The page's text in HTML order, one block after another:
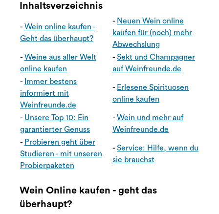
Inhaltsverzeichnis
- Wein online kaufen -
Geht das überhaupt?
- Neuen Wein online
kaufen für (noch) mehr
Abwechslung
- Weine aus aller Welt
online kaufen
- Sekt und Champagner
auf Weinfreunde.de
- Immer bestens
informiert mit
Weinfreunde.de
- Erlesene Spirituosen
online kaufen
- Unsere Top 10: Ein
garantierter Genuss
- Wein und mehr auf
Weinfreunde.de
- Probieren geht über
Studieren - mit unseren
Probierpaketen
- Service: Hilfe, wenn du
sie brauchst
Wein Online kaufen - geht das
überhaupt?